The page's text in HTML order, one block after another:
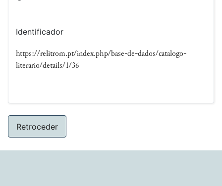
Identificador
https://relitrom.pt/index.php/base-de-dados/catalogo-
literario/details/1/36
Retroceder